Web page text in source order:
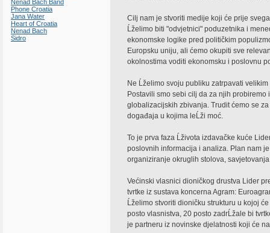
Nenad Bach Band
Phone Croatia
Jana Water
Heart of Croatia
Nenad Bach
Sidro
Cilj nam je stvoriti medije koji će prije
Ĺželimo biti "odvjetnici" poduzetnika i
ekonomske logike pred političkim
Europsku uniju, ali ćemo okupiti sve
okolnostima voditi ekonomsku i poslovnu
Ne Ĺželimo svoju publiku zatrpavati
Postavili smo sebi cilj da za njih
globalizacijskih zbivanja. Trudit ćemo se
događaja u kojima leĹži moć.
To je prva faza Ĺživota izdavačke kuće
poslovnih informacija i analiza. Plan nam
organiziranje okruglih stolova,
Većinski vlasnici dioničkog drustva Lider
tvrtke iz sustava koncerna Agram:
Ĺželimo stvoriti dioničku strukturu u kojoj
posto vlasnistva, 20 posto zadrĹžale bi
je partneru iz novinske djelatnosti koji će